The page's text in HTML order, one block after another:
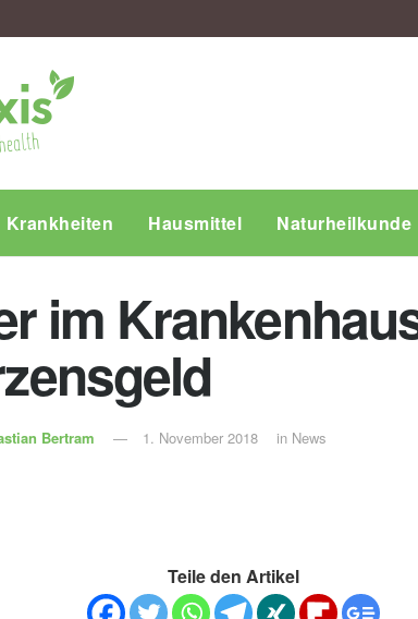
Krankheiten Hausmittel Naturheilkunde
im
Bertram 1. November 2018 in News
Teile den Artikel